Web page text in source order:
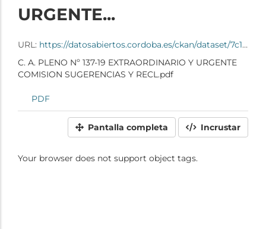
URGENTE...
URL: https://datosabiertos.cordoba.es/ckan/dataset/7c100da9-4caa-4ec9-8fd6-5d84a9ff4f91/resource/eca6241c-b9a9-41a4-ba55-020ab21bb4a2/download/c.-a.-pleno-n-137-19-extraordinario-y-urgente-comision-sugerencias-y-recl.pdf
C. A. PLENO Nº 137-19 EXTRAORDINARIO Y URGENTE
COMISION SUGERENCIAS Y RECL.pdf
PDF
Pantalla completa Incrustar
Your browser does not support object tags.